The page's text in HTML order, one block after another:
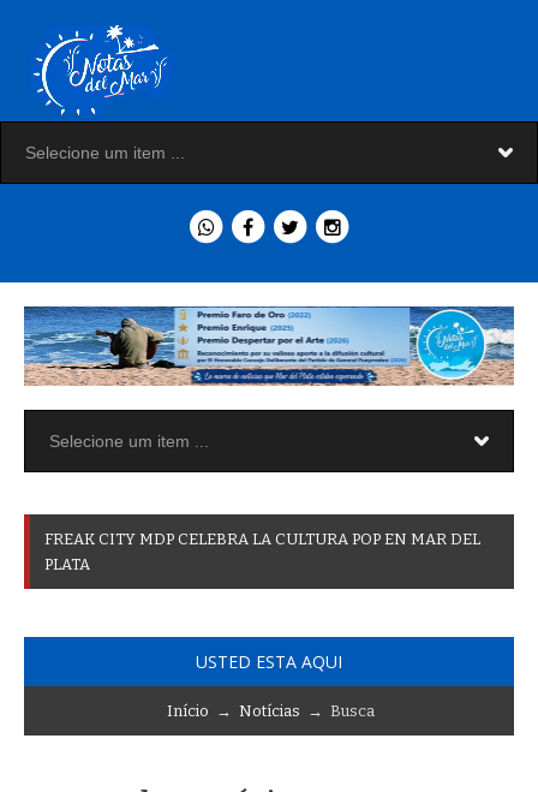
FREAK CITY MDP CELEBRA LA CULTURA POP EN MAR DEL
PLATA
USTED ESTA AQUI
Início → Notícias → Busca